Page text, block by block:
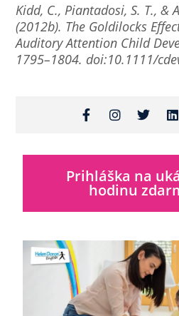
Kidd, C., Piantadosi, S. T., &
(2012b). The Goldilocks
Auditory Attention Child
1795–1804. doi:10.1111/
Prihláška na
hodinu